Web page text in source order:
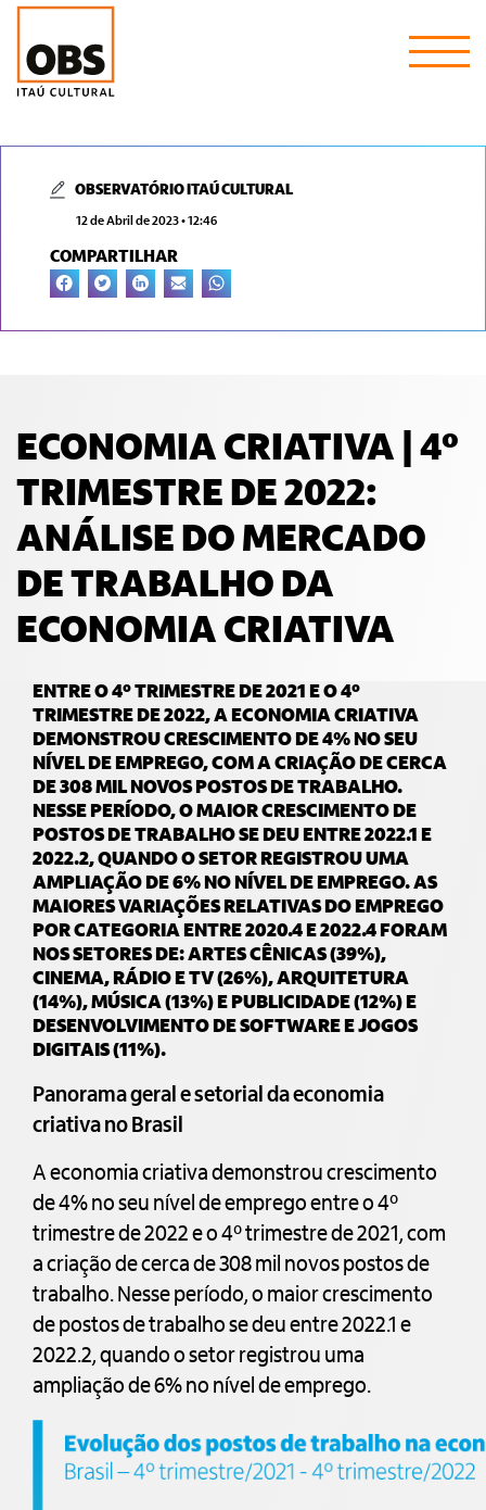
OBSERVATÓRIO ITAÚ CULTURAL
12 de Abril de 2023 • 12:46
COMPARTILHAR
ECONOMIA CRIATIVA | 4º
TRIMESTRE DE 2022:
ANÁLISE DO MERCADO
DE TRABALHO DA
ECONOMIA CRIATIVA
ENTRE O 4º TRIMESTRE DE 2021 E O 4º
TRIMESTRE DE 2022, A ECONOMIA CRIATIVA
DEMONSTROU CRESCIMENTO DE 4% NO SEU
NÍVEL DE EMPREGO, COM A CRIAÇÃO DE CERCA
DE 308 MIL NOVOS POSTOS DE TRABALHO.
NESSE PERÍODO, O MAIOR CRESCIMENTO DE
POSTOS DE TRABALHO SE DEU ENTRE 2022.1 E
2022.2, QUANDO O SETOR REGISTROU UMA
AMPLIAÇÃO DE 6% NO NÍVEL DE EMPREGO. AS
MAIORES VARIAÇÕES RELATIVAS DO EMPREGO
POR CATEGORIA ENTRE 2020.4 E 2022.4 FORAM
NOS SETORES DE: ARTES CÊNICAS (39%),
CINEMA, RÁDIO E TV (26%), ARQUITETURA
(14%), MÚSICA (13%) E PUBLICIDADE (12%) E
DESENVOLVIMENTO DE SOFTWARE E JOGOS
DIGITAIS (11%).
Panorama geral e setorial da economia
criativa no Brasil
A economia criativa demonstrou crescimento
de 4% no seu nível de emprego entre o 4º
trimestre de 2022 e o 4º trimestre de 2021, com
a criação de cerca de 308 mil novos postos de
trabalho. Nesse período, o maior crescimento
de postos de trabalho se deu entre 2022.1 e
2022.2, quando o setor registrou uma
ampliação de 6% no nível de emprego.